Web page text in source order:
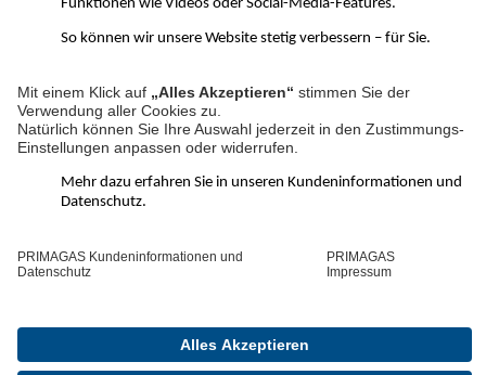
Ihre Nachricht an uns:
Ihre Nachricht:
* Ihre Daten werden ausschließlich zur
verarbeitet. Weitere Informationen
zum Datenschutz finden Sie unter